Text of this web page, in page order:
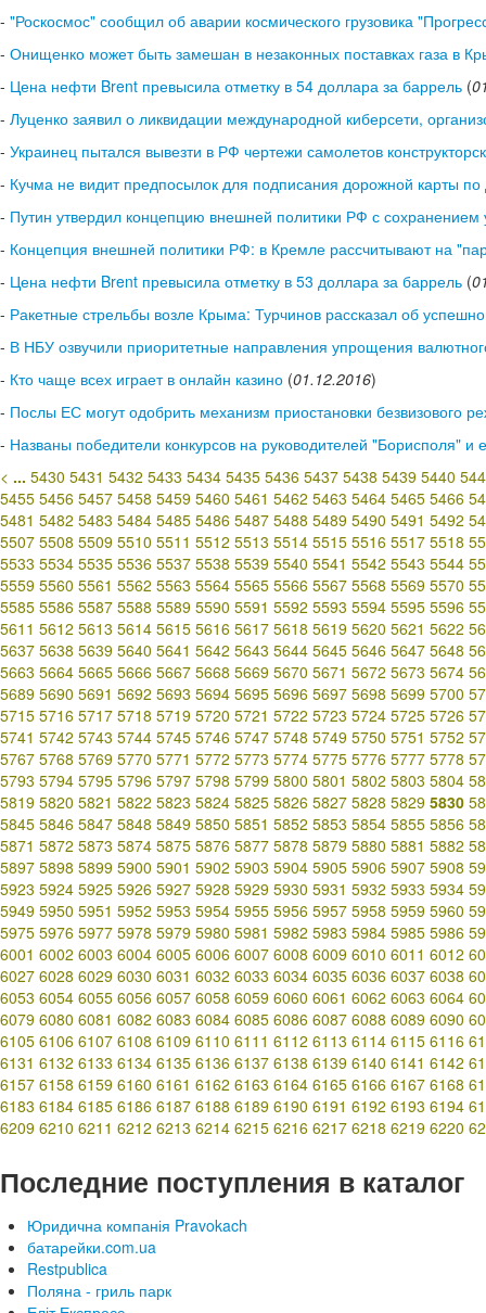
- "Роскосмос" сообщил об аварии космического грузовика
- Онищенко может быть замешан в незаконных поставках газа в
- Цена нефти Brent превысила отметку в 54 доллара за баррель (
- Луценко заявил о ликвидации международной киберсети,
- Украинец пытался вывезти в РФ чертежи самолетов
- Кучма не видит предпосылок для подписания дорожной карты по
- Путин утвердил концепцию внешней политики РФ с
- Концепция внешней политики РФ: в Кремле рассчитывают на
- Цена нефти Brent превысила отметку в 53 доллара за баррель (
- Ракетные стрельбы возле Крыма: Турчинов рассказал об
- В НБУ озвучили приоритетные направления упрощения
- Кто чаще всех играет в онлайн казино (01.12.2016)
- Послы ЕС могут одобрить механизм приостановки безвизового
- Названы победители конкурсов на руководителей "Борисполя" и
< ... 5430 5431 5432 5433 5434 5435 5436 5437 5438 5439 5440
5455 5456 5457 5458 5459 5460 5461 5462 5463 5464 5465 5466
5481 5482 5483 5484 5485 5486 5487 5488 5489 5490 5491 5492
5507 5508 5509 5510 5511 5512 5513 5514 5515 5516 5517 5518
5533 5534 5535 5536 5537 5538 5539 5540 5541 5542 5543 5544
5559 5560 5561 5562 5563 5564 5565 5566 5567 5568 5569 5570
5585 5586 5587 5588 5589 5590 5591 5592 5593 5594 5595 5596
5611 5612 5613 5614 5615 5616 5617 5618 5619 5620 5621 5622
5637 5638 5639 5640 5641 5642 5643 5644 5645 5646 5647 5648
5663 5664 5665 5666 5667 5668 5669 5670 5671 5672 5673 5674
5689 5690 5691 5692 5693 5694 5695 5696 5697 5698 5699 5700
5715 5716 5717 5718 5719 5720 5721 5722 5723 5724 5725 5726
5741 5742 5743 5744 5745 5746 5747 5748 5749 5750 5751 5752
5767 5768 5769 5770 5771 5772 5773 5774 5775 5776 5777 5778
5793 5794 5795 5796 5797 5798 5799 5800 5801 5802 5803 5804
5819 5820 5821 5822 5823 5824 5825 5826 5827 5828 5829 5830
5845 5846 5847 5848 5849 5850 5851 5852 5853 5854 5855 5856
5871 5872 5873 5874 5875 5876 5877 5878 5879 5880 5881 5882
5897 5898 5899 5900 5901 5902 5903 5904 5905 5906 5907 5908
5923 5924 5925 5926 5927 5928 5929 5930 5931 5932 5933 5934
5949 5950 5951 5952 5953 5954 5955 5956 5957 5958 5959 5960
5975 5976 5977 5978 5979 5980 5981 5982 5983 5984 5985 5986
6001 6002 6003 6004 6005 6006 6007 6008 6009 6010 6011 6012
6027 6028 6029 6030 6031 6032 6033 6034 6035 6036 6037 6038
6053 6054 6055 6056 6057 6058 6059 6060 6061 6062 6063 6064
6079 6080 6081 6082 6083 6084 6085 6086 6087 6088 6089 6090
6105 6106 6107 6108 6109 6110 6111 6112 6113 6114 6115 6116
6131 6132 6133 6134 6135 6136 6137 6138 6139 6140 6141 6142
6157 6158 6159 6160 6161 6162 6163 6164 6165 6166 6167 6168
6183 6184 6185 6186 6187 6188 6189 6190 6191 6192 6193 6194
6209 6210 6211 6212 6213 6214 6215 6216 6217 6218 6219 6220
Последние поступления в каталог
Юридична компанія Pravokach
батарейки.com.ua
Restpublica
Поляна - гриль парк